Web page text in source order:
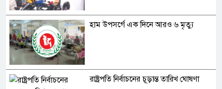
হাম উপসর্গে এক দিনে আরও ৬ মৃত্যু
রাষ্ট্রপতি নির্বাচনের চূড়ান্ত তারিখ ঘোষণা